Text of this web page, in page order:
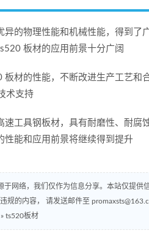
异的物理性能和机械性能，得到了
板材的应用前景十分广阔
板材的性能，不断改进生产工艺和
术支持
速工具钢板材，具有耐磨性、耐腐
性能和应用前景将继续得到提升
于网络，我们仅作为信息分享。本站仅提
规的内容， 请发送邮件至
» ts520板材